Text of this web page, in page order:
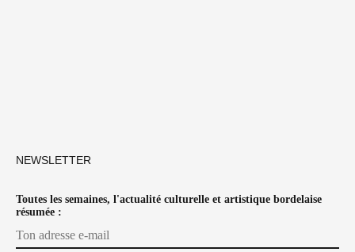
NEWSLETTER
Toutes les semaines, l'actualité culturelle et artistique bordelaise
résumée :